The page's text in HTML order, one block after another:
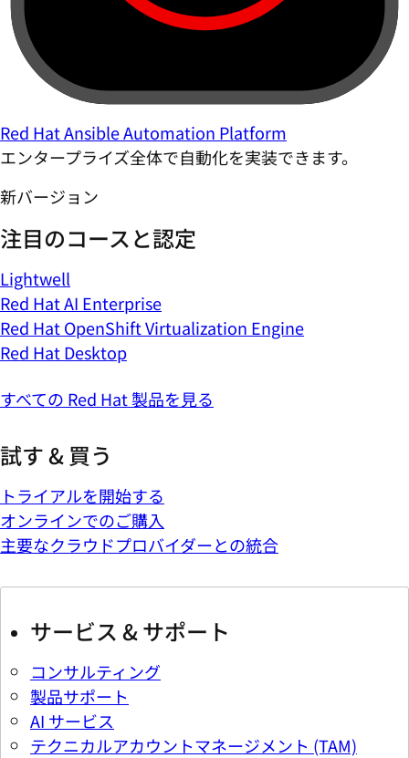
Red Hat Ansible Automation Platform
エンタープライズ全体で自動化を実装できます。
新バージョン
注目のコースと認定
Lightwell
Red Hat AI Enterprise
Red Hat OpenShift Virtualization Engine
Red Hat Desktop
すべての Red Hat 製品を見る
試す & 買う
トライアルを開始する
オンラインでのご購入
主要なクラウドプロバイダーとの統合
サービス & サポート
コンサルティング
製品サポート
AI サービス
テクニカルアカウントマネージメント (TAM)